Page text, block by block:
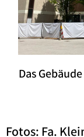
Das
Fotos: Fa.